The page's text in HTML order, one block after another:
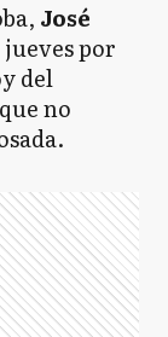
José
por
del
no